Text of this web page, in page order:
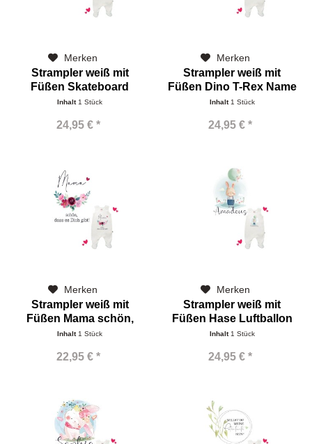
Merken
Strampler weiß mit
Füßen Skateboard
Dinorex Name
Inhalt1 Stück
24,95 € *
Merken
Strampler weiß mit
Füßen Dino T-Rex Name
Inhalt1 Stück
24,95 € *
Merken
Strampler weiß mit
Füßen Mama schön,
dass
Inhalt 1 Stück
22,95 € *
Merken
Strampler weiß mit
Füßen Hase Luftballon
Name
Inhalt 1 Stück
24,95 € *